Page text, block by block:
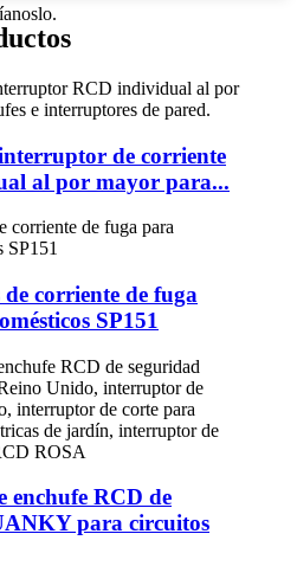
de corriente
al por mayor para...
corriente de fuga
SP151
enchufe RCD de
para circuitos